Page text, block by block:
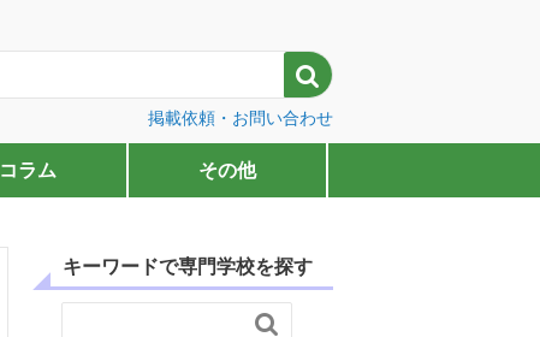

掲載依頼・お問い合わせ
コラム その他
キーワードで専門学校を探す
